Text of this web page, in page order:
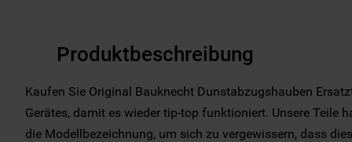
Produktbeschreibung
Kaufen Sie Original Bauknecht Dunstabzugshauben
Gerätes, damit es wieder tip-top funktioniert. Unsere Teile
die Modellbezeichnung, um sich zu vergewissern, dass